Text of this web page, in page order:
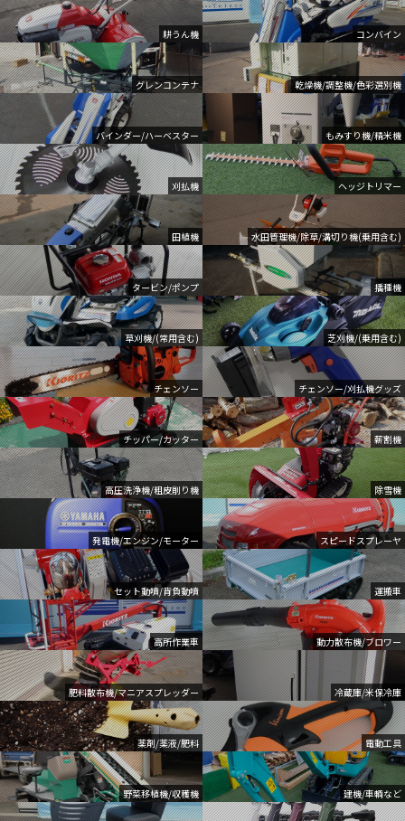
耕うん機 コンバイン
グレンコンテナ 乾燥機/調整機/色彩選別機
バインダー/ハーベスター もみすり機/精米機
刈払機 ヘッジトリマー
田植機 水田管理機/除草/溝切り機(乗用含む)
タービン/ポンプ 播種機
草刈機/(常用含む) 芝刈機/(乗用含む)
チェンソー チェンソー/刈払機グッズ
チッパー/カッター 薪割機
高圧洗浄機/粗皮削り機 除雪機
発電機/エンジン/モーター スピードスプレーヤ
セット動噴/背負動噴 運搬車
高所作業車 動力散布機/ブロワー
肥料散布機/マニアスプレッダー 冷蔵庫/米保冷庫
薬剤/薬液/肥料 電動工具
野菜移植機/収穫機 建機/車輌など